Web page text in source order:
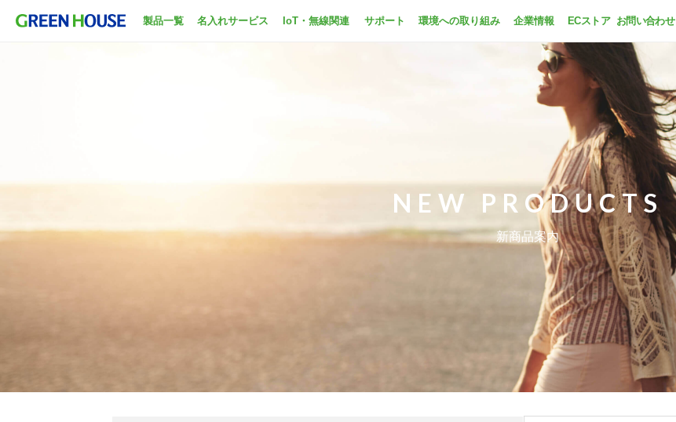
製品一覧 名入れサービス IoT・無線関連 サポート 環境への取り組み 企業情報 ECストア お問い合わせ
NEW PRODUCTS
新商品案内